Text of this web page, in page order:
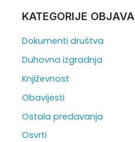
KATEGORIJE OBJAVA
Dokumenti društva
Duhovna izgradnja
Književnost
Obavijesti
Ostala predavanja
Osvrti